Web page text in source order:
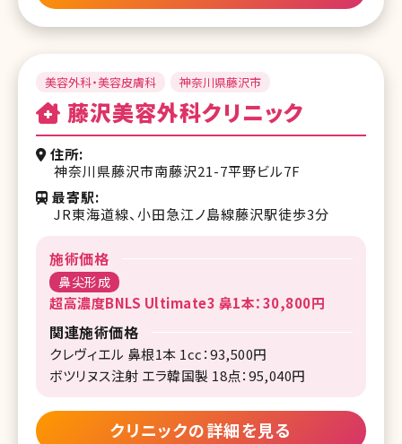
美容外科・美容皮膚科 神奈川県藤沢市
藤沢美容外科クリニック
住所
神奈川県藤沢市南藤沢21-7平野ビル7F
最寄駅
JR東海道線、小田急江ノ島線藤沢駅徒歩3分
施術価格
鼻尖形成
超高濃度BNLS Ultimate3 鼻1本：30,800円
関連施術価格
クレヴィエル 鼻根1本 1cc：93,500円
ボツリヌス注射 エラ韓国製 18点：95,040円
クリニックの詳細を見る